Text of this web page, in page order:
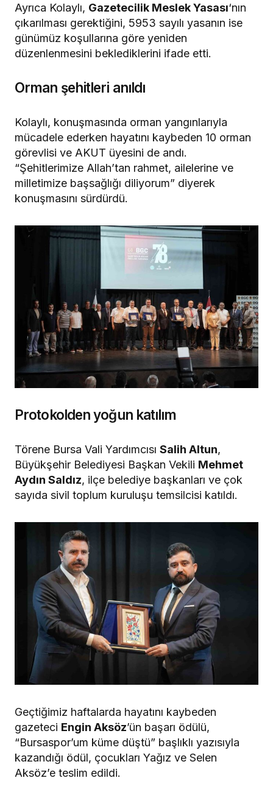
Ayrıca Kolaylı, Gazetecilik Meslek Yasası‘nın
çıkarılması gerektiğini, 5953 sayılı yasanın ise
günümüz koşullarına göre yeniden
düzenlenmesini beklediklerini ifade etti.
Orman şehitleri anıldı
Kolaylı, konuşmasında orman yangınlarıyla
mücadele ederken hayatını kaybeden 10 orman
görevlisi ve AKUT üyesini de andı.
“Şehitlerimize Allah’tan rahmet, ailelerine ve
milletimize başsağlığı diliyorum” diyerek
konuşmasını sürdürdü.
Protokolden yoğun katılım
Törene Bursa Vali Yardımcısı Salih Altun,
Büyükşehir Belediyesi Başkan Vekili Mehmet
Aydın Saldız, ilçe belediye başkanları ve çok
sayıda sivil toplum kuruluşu temsilcisi katıldı.
Geçtiğimiz haftalarda hayatını kaybeden
gazeteci Engin Aksöz’ün başarı ödülü,
“Bursaspor’um küme düştü” başlıklı yazısıyla
kazandığı ödül, çocukları Yağız ve Selen
Aksöz’e teslim edildi.